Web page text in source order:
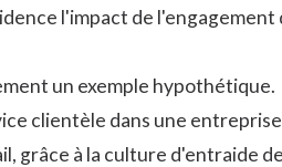
l'impact de
un exemple hypothétique.
clientèle dans une
grâce à la culture d'entraide